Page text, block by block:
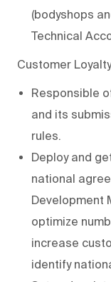
(bodyshops
Technical
Customer
Responsible
and its
rules.
Deploy and
national
Development
optimize
increase
identify